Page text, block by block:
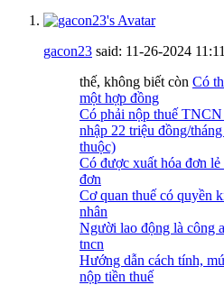
gacon23 said: 11-26-2024
thế, không biết còn Có
một hợp đồng
Có phải nộp thuế
nhập 22 triệu đồng/
thuộc)
Có được xuất hóa đơn
đơn
Cơ quan thuế có quyền
nhân
Người lao động là công
tncn
Hướng dẫn cách tính,
nộp tiền thuế